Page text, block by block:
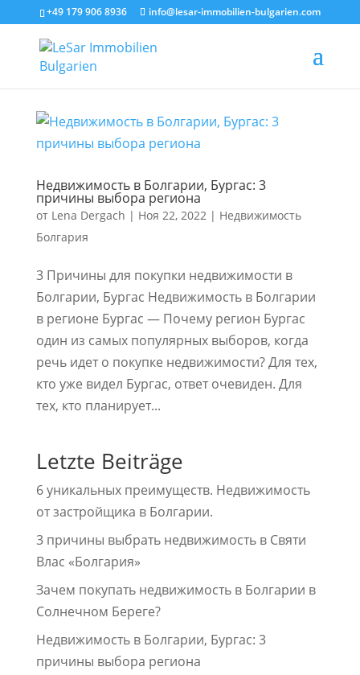
+49 179 906 8936 info@lesar-immobilien-bulgarien.com
Недвижимость в Болгарии, Бургас: 3
причины выбора региона
от Lena Dergach | Ноя 22, 2022| Недвижимость
Болгария
3 Причины для покупки недвижимости в
Болгарии, Бургас Недвижимость в Болгарии
в регионе Бургас — Почему регион Бургас
один из самых популярных выборов, когда
речь идет о покупке недвижимости? Для тех,
кто уже видел Бургас, ответ очевиден. Для
тех, кто планирует...
Letzte Beiträge
6 уникальных преимуществ. Недвижимость
от застройщика в Болгарии.
3 причины выбрать недвижимость в Святи
Влас «Болгария»
Зачем покупать недвижимость в Болгарии в
Солнечном Береге?
Недвижимость в Болгарии, Бургас: 3
причины выбора региона